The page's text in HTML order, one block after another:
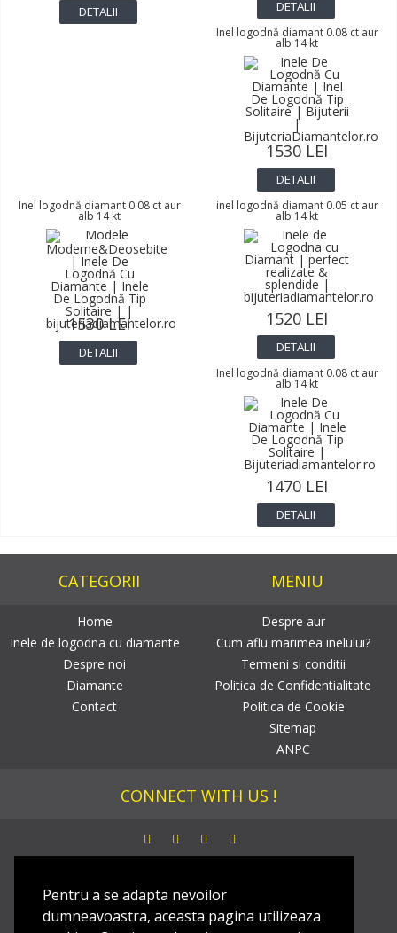
Pentru a se adapta nevoilor
dumneavoastra, aceasta pagina utilizeaza
DETALII DETALII
Inel logodnă diamant 0.08 ct aur
alb 14 kt
1530 LEI
DETALII
Inel logodnă diamant 0.08 ct aur
alb 14 kt
1530 LEI
DETALII
inel logodnă diamant 0.05 ct aur
alb 14 kt
1520 LEI
DETALII
Inel logodnă diamant 0.08 ct aur
alb 14 kt
1470 LEI
DETALII
CATEGORII
Home
Inele de logodna cu diamante
Despre noi
Diamante
Contact
MENIU
Despre aur
Cum aflu marimea inelului?
Termeni si conditii
Politica de Confidentialitate
Politica de Cookie
Sitemap
ANPC
CONNECT WITH US !
Dezaboneaza